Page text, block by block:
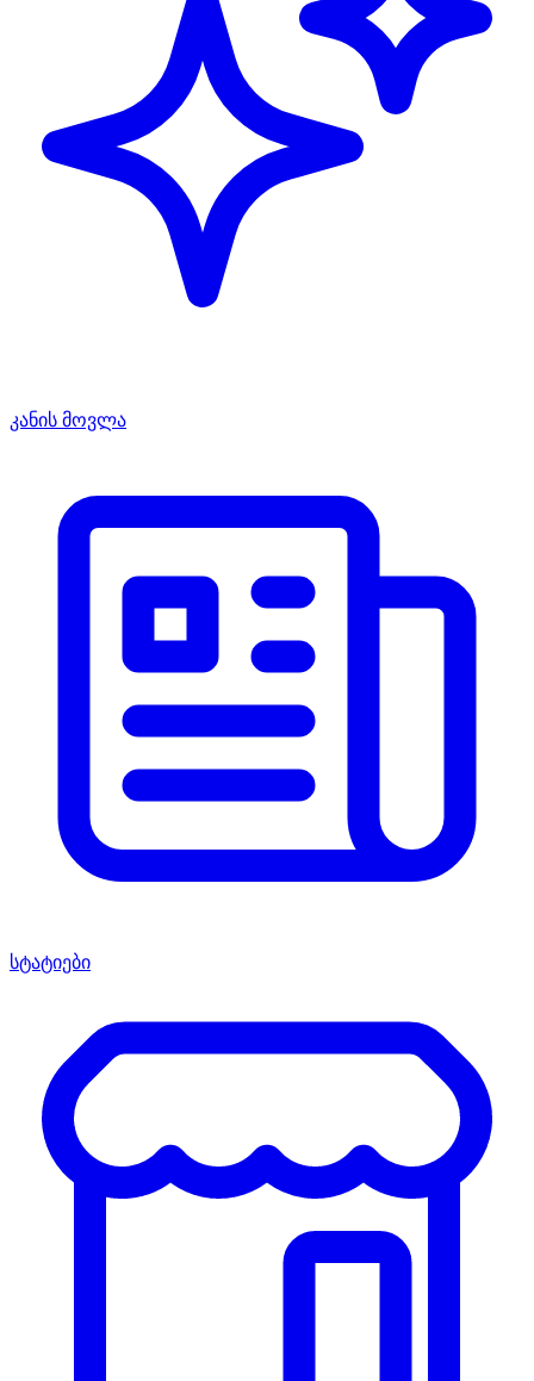
კანის მოვლა
სტატიები